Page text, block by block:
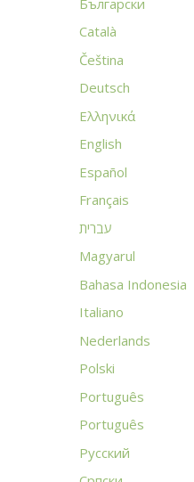
Català
Čeština
Deutsch
Ελληνικά
English
Español
Français
עברית
Magyarul
Bahasa Indonesia
Italiano
Nederlands
Polski
Português
Português
Русский